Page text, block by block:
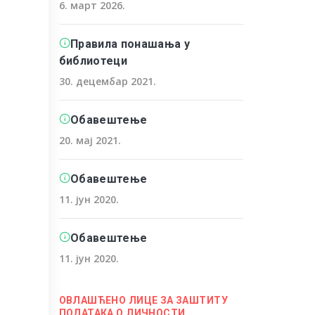
6. март 2026.
Правила понашања у
библиотеци
30. децембар 2021.
Обавештење
20. мај 2021.
Обавештење
11. јун 2020.
Обавештење
11. јун 2020.
ОВЛАШЋЕНО ЛИЦЕ ЗА ЗАШТИТУ